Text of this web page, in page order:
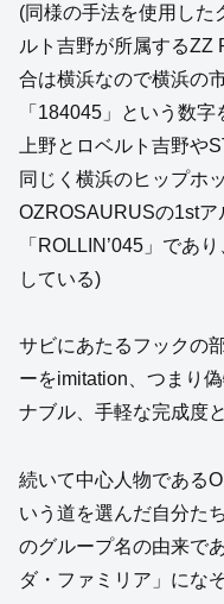
(同様の手法を使用した
ルト吉野が所属するZZ
合は横浜なので横浜の
「184045」という数
上野とロベルト吉野や
同じく横浜のヒップホ
OZROSAURUSの1stア
「ROLLIN’045」であ
している)
サビにあたるフックの
ーをimitation、つまり
ナブル、手軽な完成度
続いて中心人物である
いう道を選んだ自分た
のグループ名の由来で
ダ・ファミリア」にな